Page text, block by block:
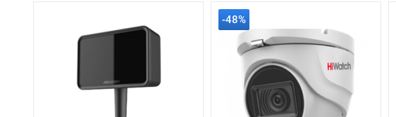
-48%